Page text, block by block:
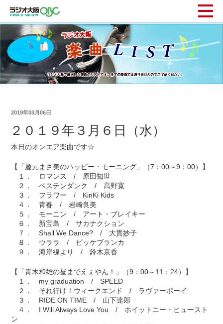
2019年03月06日
２０１９年３月６日（水）
本日のオンエア楽曲です☆
【「慶元まさ美のハッピー・モーニング」（7：00～9：00）】
１． ロマンス / 原田知世
２． ベステンダンク / 高野寛
３． フラワー / KinKi Kids
４． 青春 / 岩崎良美
５． モーニン / アート・ブレイキー
６． 新宝島 / サカナクション
７． Shall We Dance? / 大貫妙子
８． ウララ / ビッケブランカ
９． 海岸線より / 鈴木京香
【「青木和雄の昼までえぇやん！」（9：00～11：24）】
１． my graduation / SPEED
２． それ行け！ウィークエンド / ラヴァーボーイ
３． RIDE ON TIME / 山下達郎
４． I Will Always Love You / ホイットニー・ヒュースト
ン